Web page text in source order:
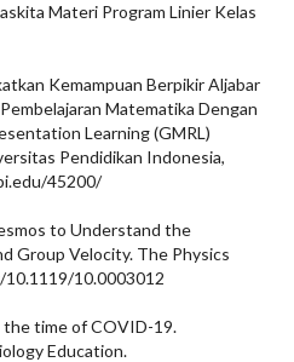
Materi Program Linier Kelas
Kemampuan Berpikir Aljabar
Matematika Dengan
Learning (GMRL)
Pendidikan Indonesia,
45200/
to Understand the
Group Velocity. The Physics
10.1119/10.0003012
the time of COVID-19.
Education.